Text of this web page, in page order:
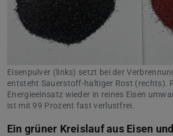
Eisenpulver (links) setzt bei der
entsteht Sauerstoff-haltiger Rost (rechts).
Energieeinsatz wieder in reines Eisen
ist mit 99 Prozent fast verlustfrei.
Ein grüner Kreislauf aus Eisen